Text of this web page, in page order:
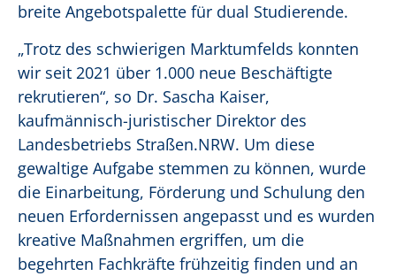
breite Angebotspalette für dual Studierende.
„Trotz des schwierigen Marktumfelds konnten
wir seit 2021 über 1.000 neue Beschäftigte
rekrutieren“, so Dr. Sascha Kaiser,
kaufmännisch-juristischer Direktor des
Landesbetriebs Straßen.NRW. Um diese
gewaltige Aufgabe stemmen zu können, wurde
die Einarbeitung, Förderung und Schulung den
neuen Erfordernissen angepasst und es wurden
kreative Maßnahmen ergriffen, um die
begehrten Fachkräfte frühzeitig finden und an